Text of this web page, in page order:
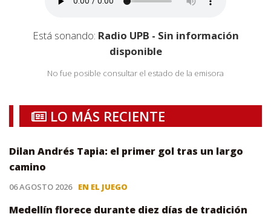
Está sonando: Radio UPB - Sin información
disponible
No fue posible consultar el estado de la emisora
LO MÁS RECIENTE
Dilan Andrés Tapia: el primer gol tras un largo
camino
06 AGOSTO 2026 EN EL JUEGO
Medellín florece durante diez días de tradición